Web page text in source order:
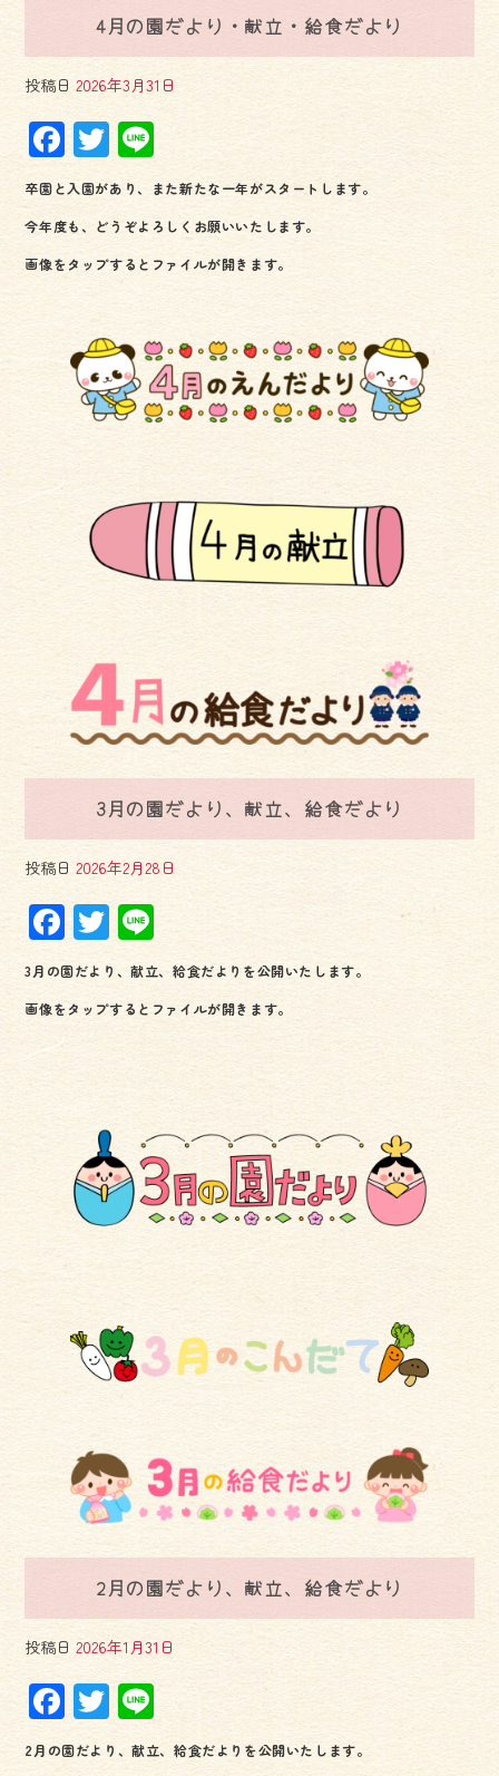
4月の園だより・献立・給食だより
投稿日 2026年3月31日
F
ac
e
b
o
T
wi
tt
er
ne
卒園と入園があり、また新たな一年がスタートします。
今年度も、どうぞよろしくお願いいたします。
画像をタップするとファイルが開きます。
3月の園だより、献立、給食だより
投稿日 2026年2月28日
F
ac
e
b
T
wi
tt
er
ne
3月の園だより、献立、給食だよりを公開いたします。
画像をタップするとファイルが開きます。
2月の園だより、献立、給食だより
投稿日 2026年1月31日
F
ac
T
wi ne
2月の園だより、献立、給食だよりを公開いたします。